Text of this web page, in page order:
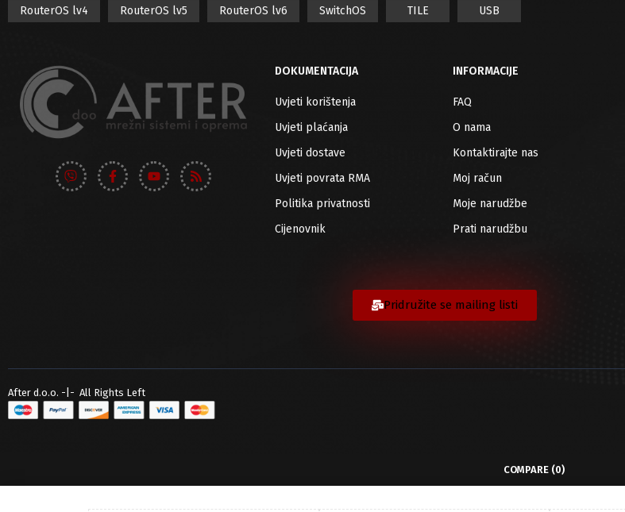
Denys
Extralink
Globo
Infomir
ITElite
Toto Link
TP-Link
Ubiquiti
DOSTUPNOST
Out of stock
RouterOS lv4 RouterOS lv5 RouterOS lv6 SwitchOS TILE USB
DOKUMENTACIJA
Uvjeti korištenja
Uvjeti plaćanja
Uvjeti dostave
Uvjeti povrata RMA
Politika privatnosti
Cijenovnik
INFORMACIJE
FAQ
O nama
Kontaktirajte nas
Moj račun
Moje narudžbe
Prati narudžbu
Pridružite se mailing listi
After d.o.o. -|- All Rights Left
COMPARE (0)